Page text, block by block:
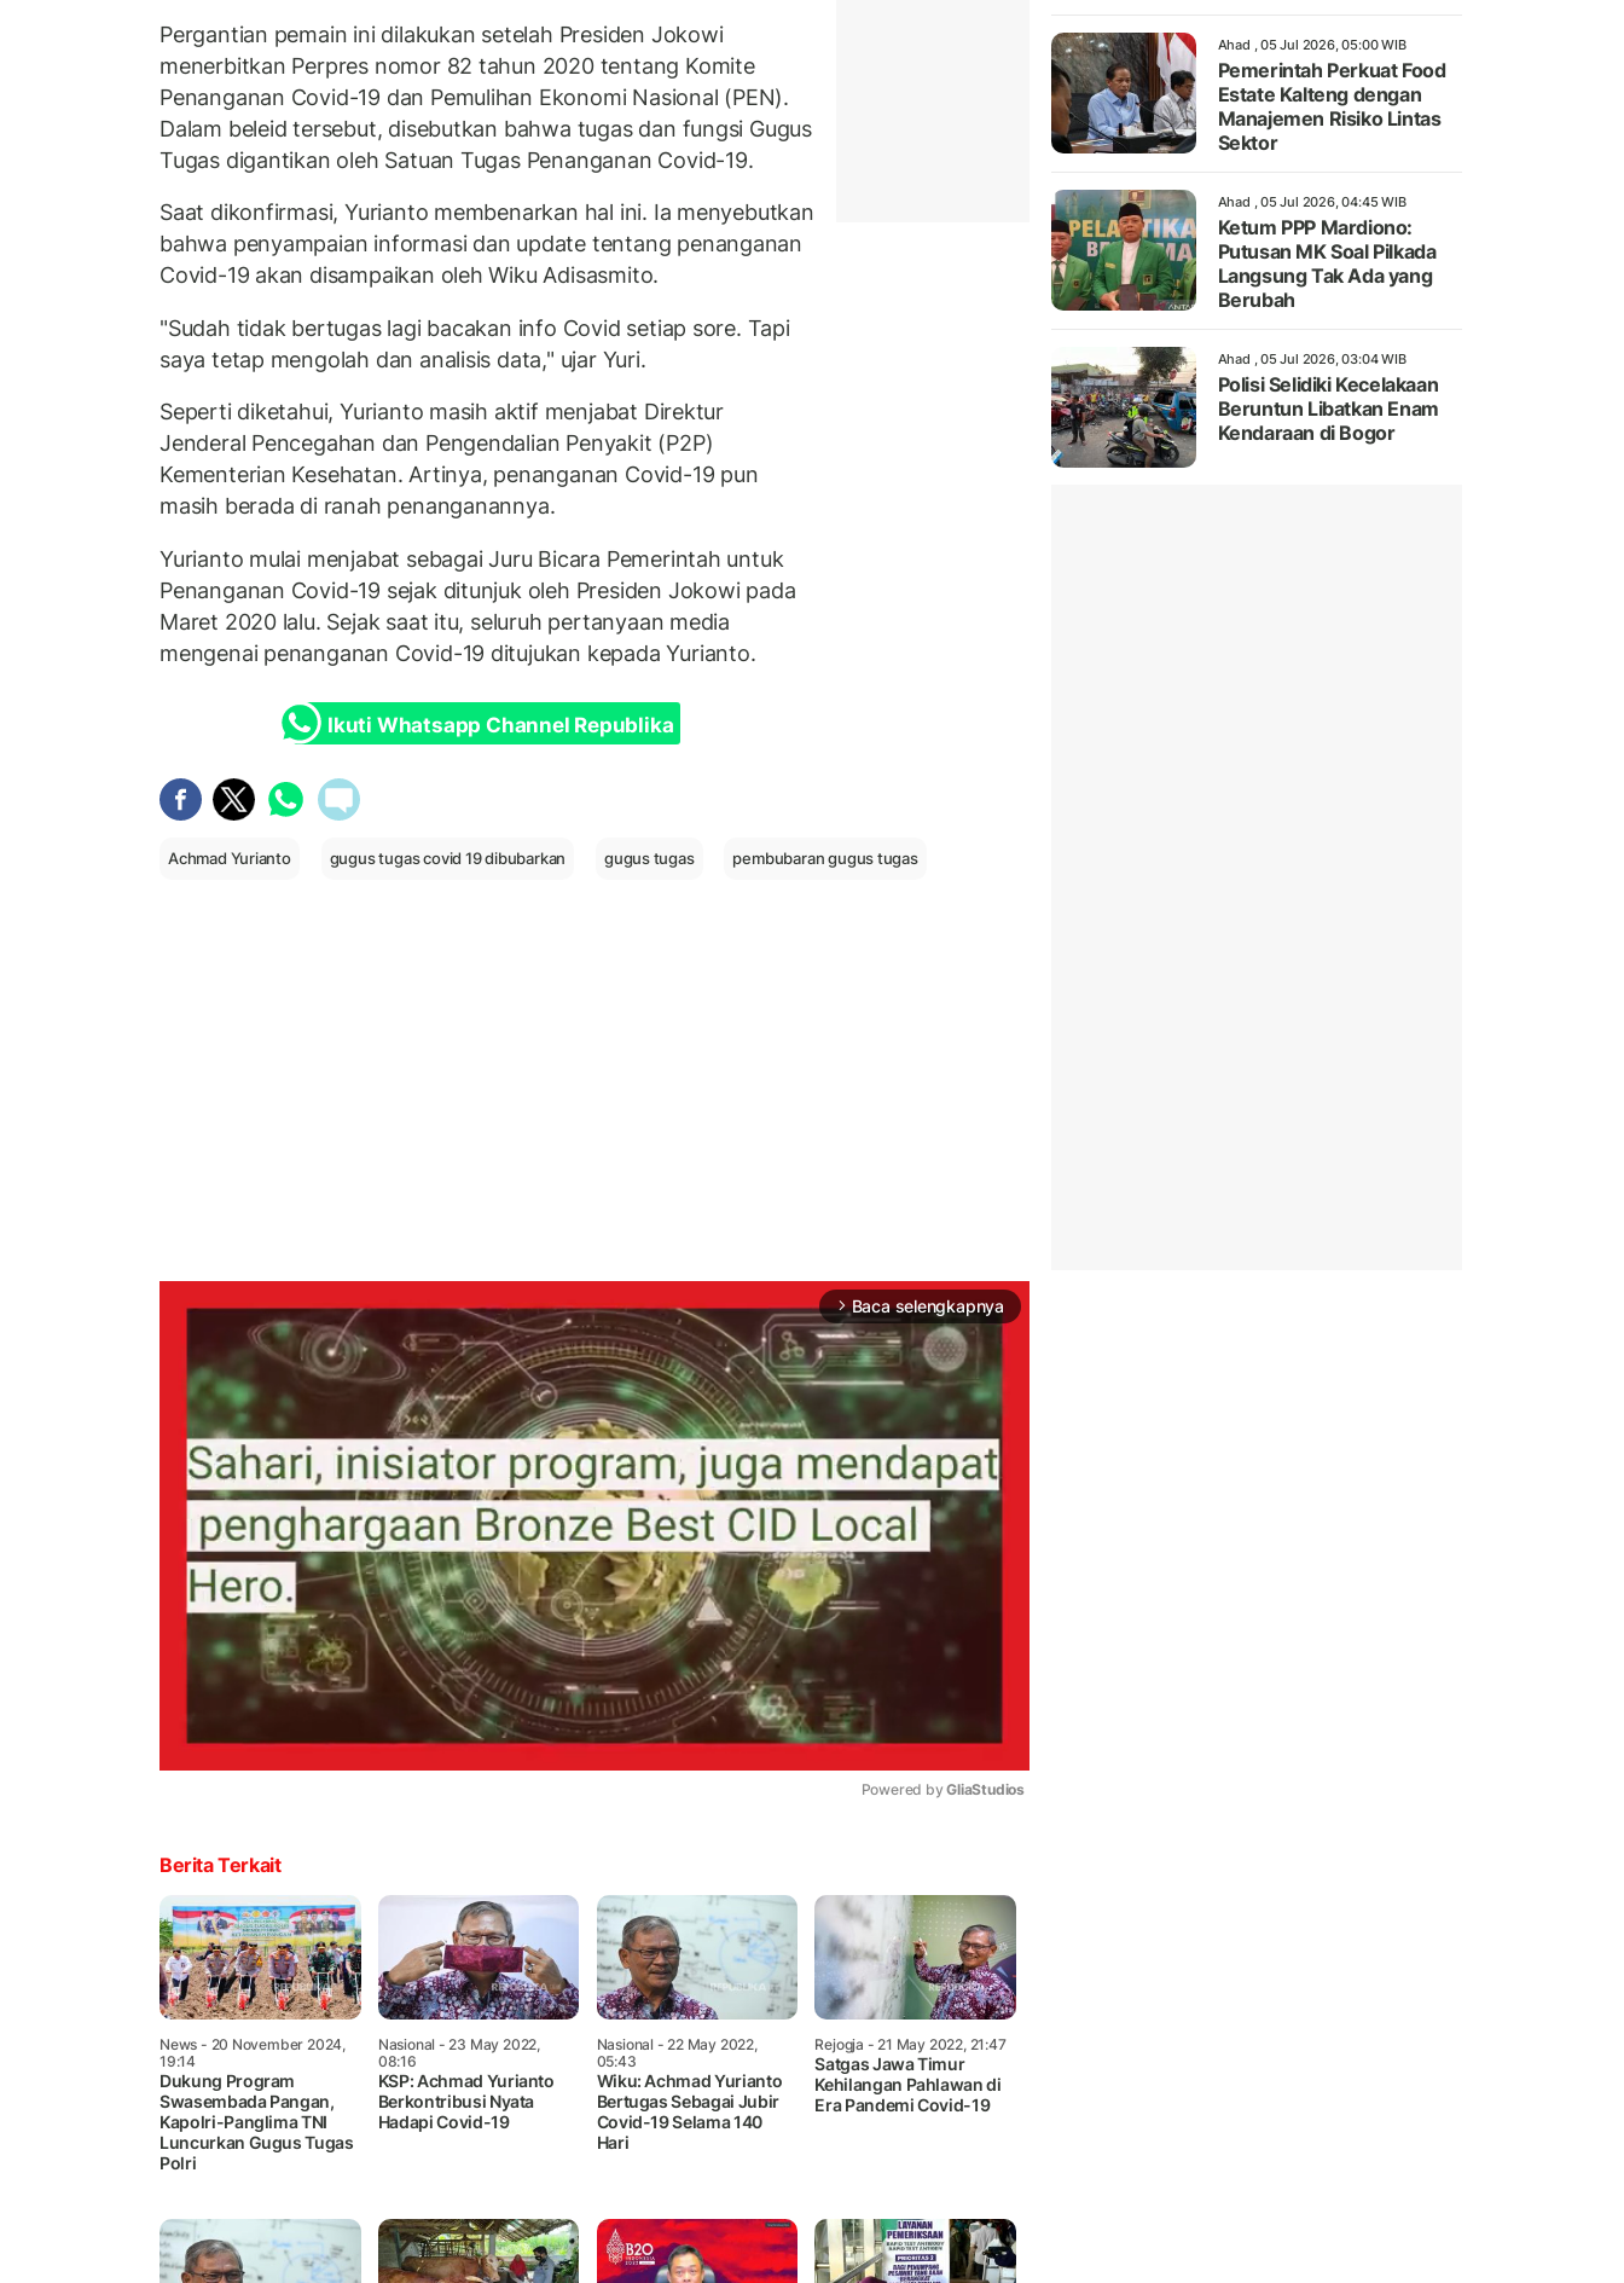
Pergantian pemain ini dilakukan setelah Presiden Jokowi
menerbitkan Perpres nomor 82 tahun 2020 tentang Komite
Penanganan Covid-19 dan Pemulihan Ekonomi Nasional (PEN).
Dalam beleid tersebut, disebutkan bahwa tugas dan fungsi Gugus
Tugas digantikan oleh Satuan Tugas Penanganan Covid-19.
Saat dikonfirmasi, Yurianto membenarkan hal ini. Ia menyebutkan
bahwa penyampaian informasi dan update tentang penanganan
Covid-19 akan disampaikan oleh Wiku Adisasmito.
"Sudah tidak bertugas lagi bacakan info Covid setiap sore. Tapi
saya tetap mengolah dan analisis data," ujar Yuri.
Seperti diketahui, Yurianto masih aktif menjabat Direktur
Jenderal Pencegahan dan Pengendalian Penyakit (P2P)
Kementerian Kesehatan. Artinya, penanganan Covid-19 pun
masih berada di ranah penanganannya.
Yurianto mulai menjabat sebagai Juru Bicara Pemerintah untuk
Penanganan Covid-19 sejak ditunjuk oleh Presiden Jokowi pada
Maret 2020 lalu. Sejak saat itu, seluruh pertanyaan media
mengenai penanganan Covid-19 ditujukan kepada Yurianto.
Ikuti Whatsapp Channel Republika
Achmad Yurianto gugus tugas covid 19 dibubarkan gugus tugas pembubaran gugus tugas
arrow_forward_ios Baca selengkapnya
Powered by GliaStudios
Berita Terkait
News - 20 November 2024,
19:14
Dukung Program
Swasembada Pangan,
Kapolri-Panglima TNI
Luncurkan Gugus Tugas
Polri
Nasional - 23 May 2022,
08:16
KSP: Achmad Yurianto
Berkontribusi Nyata
Hadapi Covid-19
Nasional - 22 May 2022,
05:43
Wiku: Achmad Yurianto
Bertugas Sebagai Jubir
Covid-19 Selama 140
Hari
Rejogja - 21 May 2022, 21:47
Satgas Jawa Timur
Kehilangan Pahlawan di
Era Pandemi Covid-19
Ahad , 05 Jul 2026, 05:00 WIB
Pemerintah Perkuat Food
Estate Kalteng dengan
Manajemen Risiko Lintas
Sektor
Ahad , 05 Jul 2026, 04:45 WIB
Ketum PPP Mardiono:
Putusan MK Soal Pilkada
Langsung Tak Ada yang
Berubah
Ahad , 05 Jul 2026, 03:04 WIB
Polisi Selidiki Kecelakaan
Beruntun Libatkan Enam
Kendaraan di Bogor